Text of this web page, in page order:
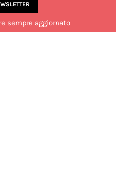
sempre aggiornato